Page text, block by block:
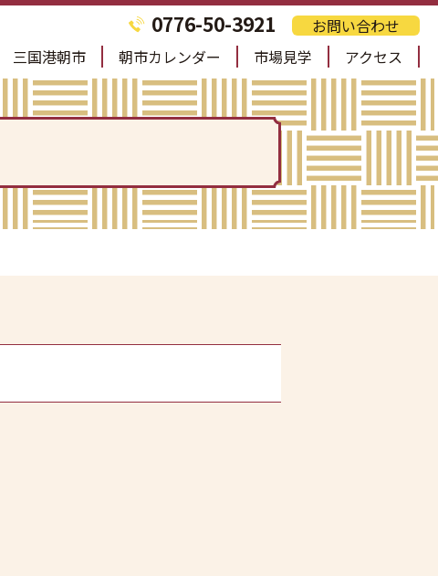
0776-50-3921
お問い合わせ
三国港朝市 朝市カレンダー 市場見学 アクセス